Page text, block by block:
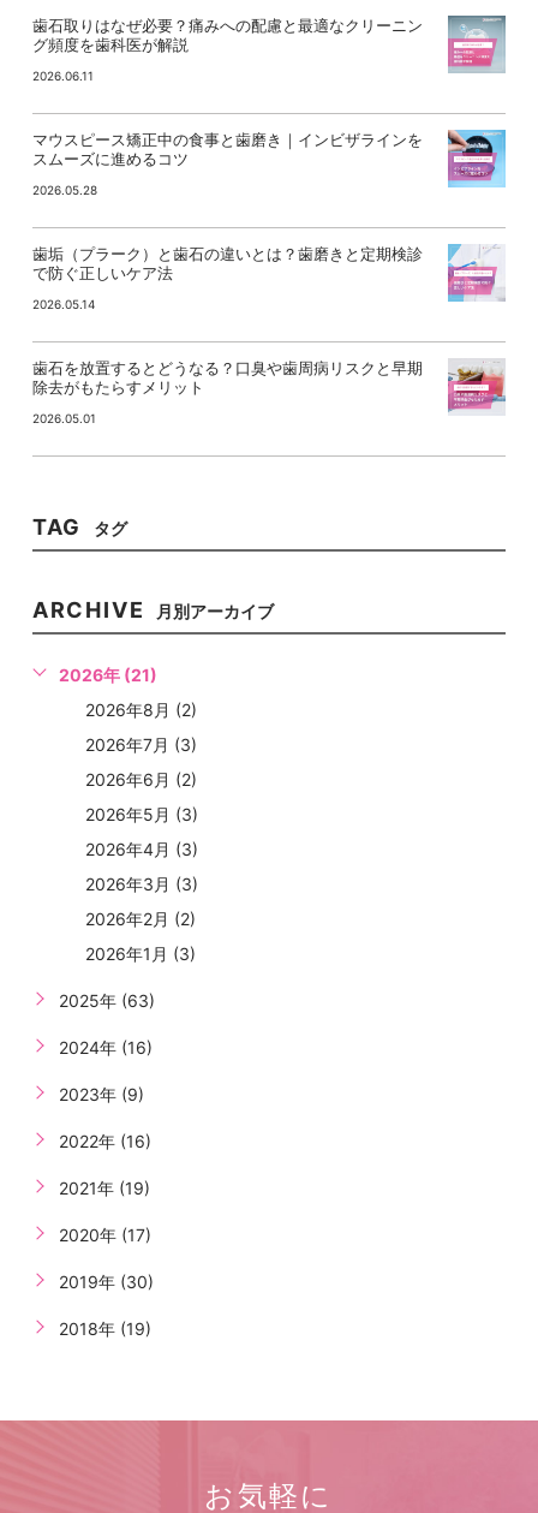
歯石取りはなぜ必要？痛みへの配慮と最適なクリーニン
グ頻度を歯科医が解説
2026.06.11
マウスピース矯正中の食事と歯磨き｜インビザラインを
スムーズに進めるコツ
2026.05.28
歯垢（プラーク）と歯石の違いとは？歯磨きと定期検診
で防ぐ正しいケア法
2026.05.14
歯石を放置するとどうなる？口臭や歯周病リスクと早期
除去がもたらすメリット
2026.05.01
TAG タグ
ARCHIVE 月別アーカイブ
2026年 (21)
2026年8月 (2)
2026年7月 (3)
2026年6月 (2)
2026年5月 (3)
2026年4月 (3)
2026年3月 (3)
2026年2月 (2)
2026年1月 (3)
2025年 (63)
2024年 (16)
2023年 (9)
2022年 (16)
2021年 (19)
2020年 (17)
2019年 (30)
2018年 (19)
お気軽に